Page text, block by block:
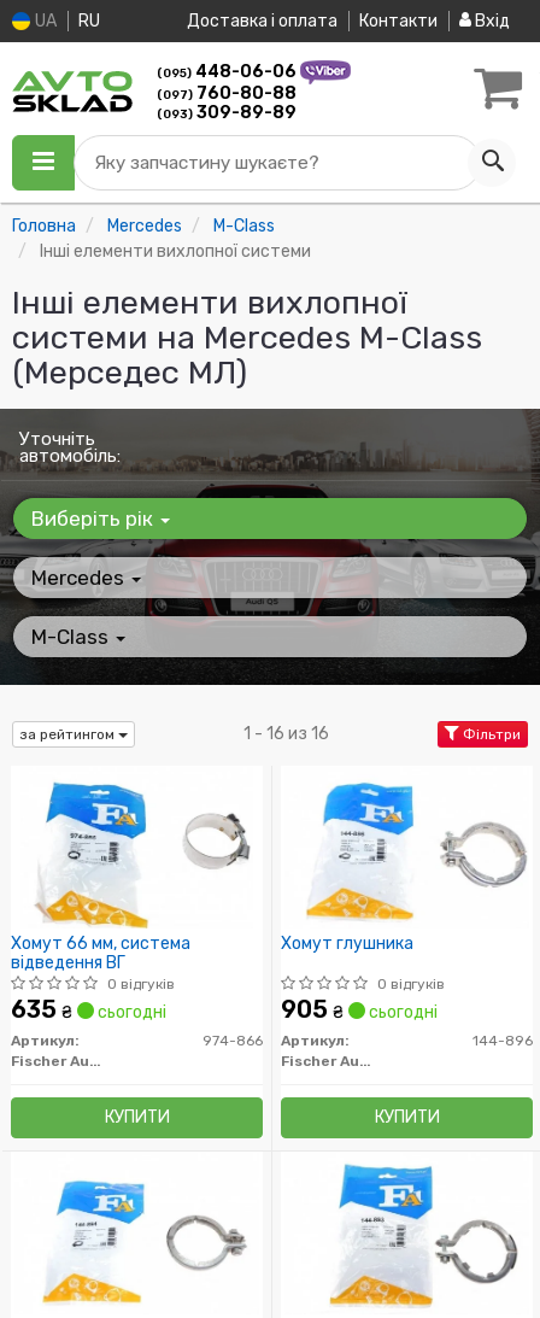
UA RU Доставка і оплата Контакти Вхід
(095) 448-06-06
(097) 760-80-88
(093) 309-89-89
Яку запчастину шукаєте?
Головна Mercedes
M-Class
Інші елементи вихлопної системи
Інші елементи вихлопної
системи на Mercedes M-Class
(Мерседес МЛ)
Уточніть
автомобіль:
Виберіть рік
Mercedes
M-Class
за рейтингом 1 - 16 из 16 Фільтри
Хомут 66 мм, система
відведення ВГ
0 відгуків
635 ₴ сьогодні
Артикул:
974-866
Fischer Automotive One (FA1)
КУПИТИ
Хомут глушника
0 відгуків
905 ₴ сьогодні
Артикул:
144-896
Fischer Automotive One (FA1)
КУПИТИ